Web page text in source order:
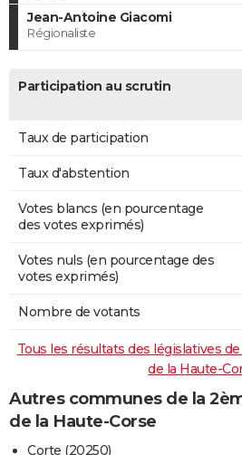
Jean-Antoine Giacomi
Régionaliste
Participation au scrutin
Taux de participation
Taux d'abstention
Votes blancs (en pourcentage
des votes exprimés)
Votes nuls (en pourcentage des
votes exprimés)
Nombre de votants
Tous les résultats des législatives
de la Haute-
Autres communes de la
de la Haute-Corse
Corte (20250)